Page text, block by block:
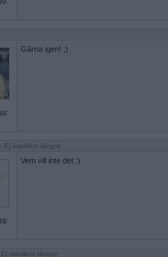
Gärna igen! ;)
- Ej medlem längre
Vem vill inte det :)
Ej medlem längre